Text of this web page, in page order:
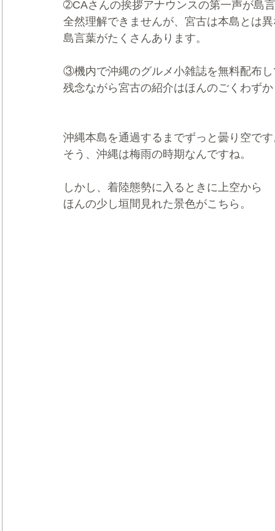
➁CAさんの挨拶アナウンスの第一声が島
全然理解できませんが、宮古は本島とは
島言葉がたくさんあります。
③機内で沖縄のグルメ小雑誌を無料配布
残念ながら宮古の紹介はほんのごくわず
沖縄本島を通過するまでずっと曇り空で
そう、沖縄は梅雨の時期なんですね。
しかし、着陸態勢に入るときに上空から
ほんの少し垣間見れた景色がこちら。